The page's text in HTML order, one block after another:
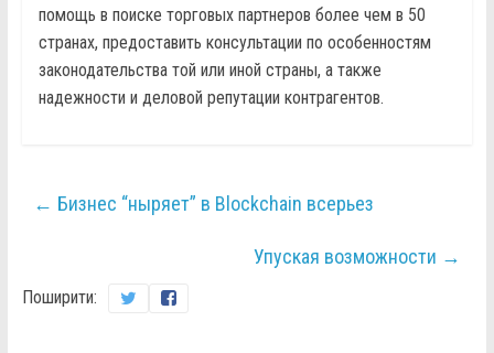
помощь в поиске торговых партнеров более чем в 50
странах, предоставить консультации по особенностям
законодательства той или иной страны, а также
надежности и деловой репутации контрагентов.
← Бизнес “ныряет” в Blockchain всерьез
Упуская возможности →
Поширити: